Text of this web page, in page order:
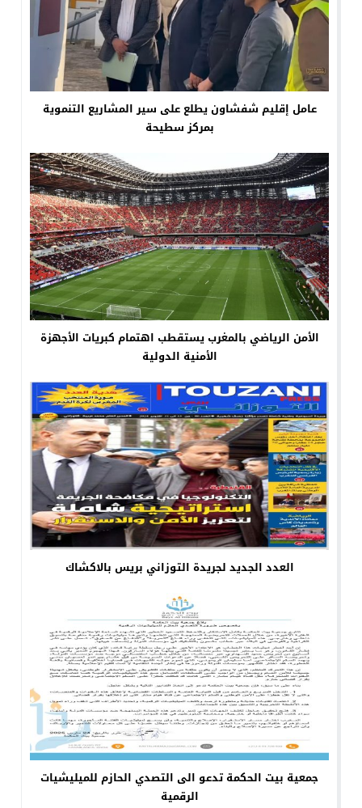
عامل إقليم شفشاون يطلع على سير المشاريع التنموية
بمركز سطيحة
الأمن الرياضي بالمغرب يستقطب اهتمام كبريات الأجهزة
الأمنية الدولية
العدد الجديد لجريدة التوزاني بريس بالاكشاك
جمعية بيت الحكمة تدعو الى التصدي الحازم للميليشيات
الرقمية